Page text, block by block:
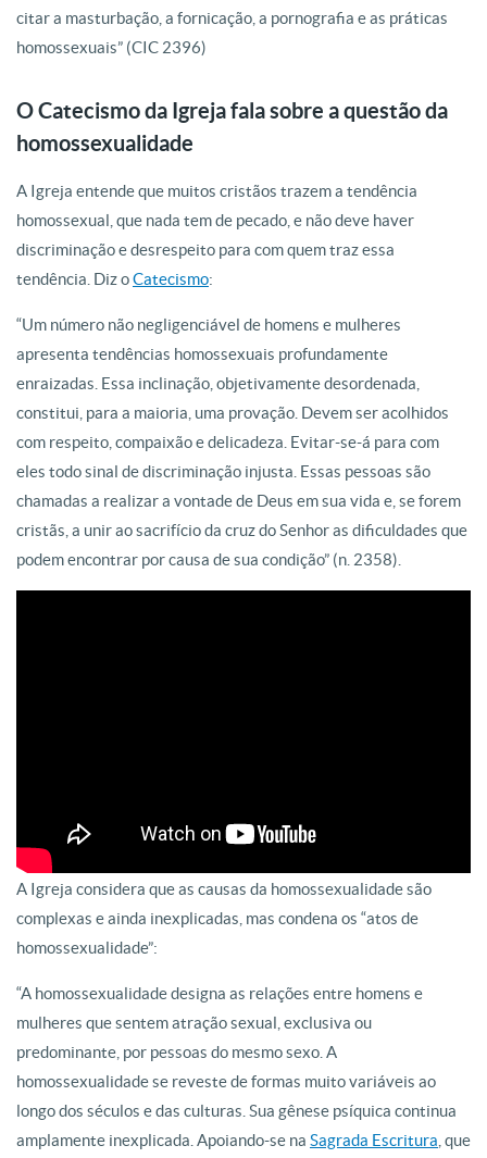
citar a masturbação, a fornicação, a pornografia e as práticas
homossexuais” (CIC 2396)
O Catecismo da Igreja fala sobre a questão da
homossexualidade
A Igreja entende que muitos cristãos trazem a tendência
homossexual, que nada tem de pecado, e não deve haver
discriminação e desrespeito para com quem traz essa
tendência. Diz oCatecismo:
“Um número não negligenciável de homens e mulheres
apresenta tendências homossexuais profundamente
enraizadas. Essa inclinação, objetivamente desordenada,
constitui, para a maioria, uma provação. Devem ser acolhidos
com respeito, compaixão e delicadeza. Evitar-se-á para com
eles todo sinal de discriminação injusta. Essas pessoas são
chamadas a realizar a vontade de Deus em sua vida e, se forem
cristãs, a unir ao sacrifício da cruz do Senhor as dificuldades que
podem encontrar por causa de sua condição” (n. 2358).
A Igreja considera que as causas da homossexualidade são
complexas e ainda inexplicadas, mas condena os “atos de
homossexualidade”:
“A homossexualidade designa as relações entre homens e
mulheres que sentem atração sexual, exclusiva ou
predominante, por pessoas do mesmo sexo. A
homossexualidade se reveste de formas muito variáveis ao
longo dos séculos e das culturas. Sua gênese psíquica continua
amplamente inexplicada. Apoiando-se na Sagrada Escritura , que